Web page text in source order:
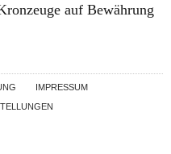
auf Bewährung
IMPRESSUM